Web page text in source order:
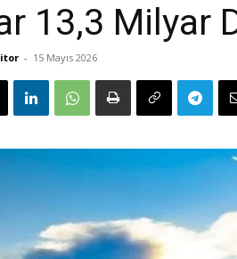
13,3 Milyar
- 15 Mayıs 2026